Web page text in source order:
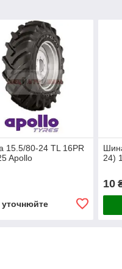
15.5/80-24 TL 16PR
Apollo
уточнюйте
24)
10